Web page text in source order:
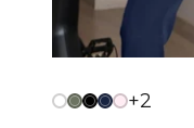
+2